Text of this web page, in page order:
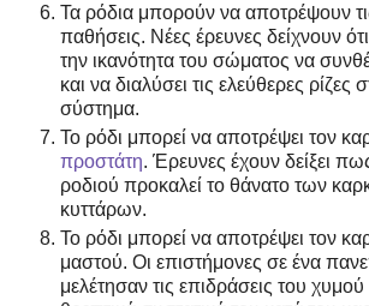
Τα ρόδια μπορούν να αποτρέψουν
παθήσεις. Νέες έρευνες δείχνουν
την ικανότητα του σώματος να
και να διαλύσει τις ελεύθερες ρίζες
σύστημα.
Το ρόδι μπορεί να αποτρέψει τον
προστάτη. Έρευνες έχουν δείξει
ροδιού προκαλεί το θάνατο των
κυττάρων.
Το ρόδι μπορεί να αποτρέψει τον
μαστού. Οι επιστήμονες σε ένα
μελέτησαν τις επιδράσεις του χυμού